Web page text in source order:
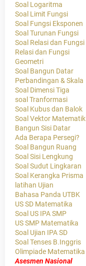
Soal Logaritma
Soal Limit Fungsi
Soal Fungsi Eksponen
Soal Turunan Fungsi
Soal Relasi dan Fungsi
Relasi dan Fungsi
Geometri
Soal Bangun Datar
Perbandingan & Skala
Soal Dimensi Tiga
soal Tranformasi
Soal Kubus dan Balok
Soal Vektor Matematik
Bangun Sisi Datar
Ada Berapa Persegi?
Soal Bangun Ruang
Soal Sisi Lengkung
Soal Sudut Lingkaran
Soal Kerangka Prisma
latihan Ujian
Bahasa Panda UTBK
US SD Matematika
Soal US IPA SMP
US SMP Matematika
Soal Ujian IPA SD
Soal Tenses B.Inggris
Olimpiade Matematika
Asesmen Nasional